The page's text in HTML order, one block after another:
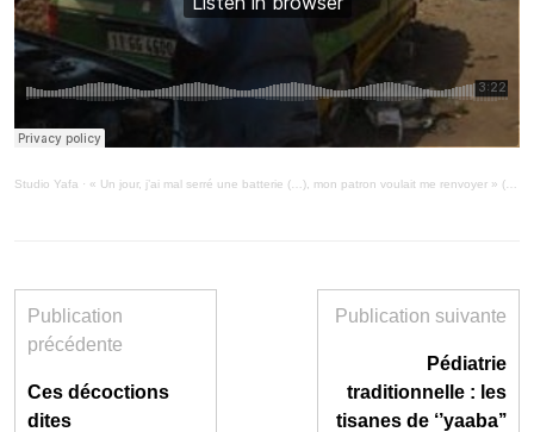
Studio Yafa · « Un jour, j’ai mal serré une batterie (…), mon patron voulait me renvoyer » (MiniMag 3/2/21)
Publication
précédente
Ces décoctions
dites
Publication suivante
Pédiatrie
traditionnelle : les
tisanes de ‘’yaaba’’